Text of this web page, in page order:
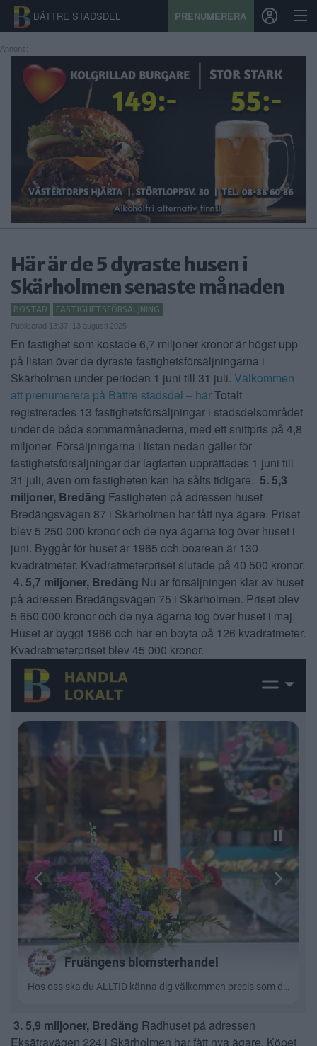
BÄTTRE STADSDEL PRENUMERERA
START
STADSDEL
PRENUMERATION
SPORT
ÅSIKTER
KONTAKT
SAMARBETEN
ANNONSERA
NÄRINGSLIV
MER
Annons:
Här är de 5 dyraste husen i
Skärholmen senaste månaden
BOSTAD FASTIGHETSFÖRSÄLJNING
Publicerad 13:37, 13 augusti 2025
En fastighet som kostade 6,7 miljoner kronor är högst upp
på listan över de dyraste fastighetsförsäljningarna i
Skärholmen under perioden 1 juni till 31 juli. Välkommen
att prenumerera på Bättre stadsdel – härTotalt
registrerades 13 fastighetsförsäljningar i stadsdelsområdet
under de båda sommarmånaderna, med ett snittpris på 4,8
miljoner. Försäljningarna i listan nedan gäller för
fastighetsförsäljningar där lagfarten upprättades 1 juni till
31 juli, även om fastigheten kan ha sålts tidigare. 5. 5,3
miljoner, Bredäng Fastigheten på adressen huset
Bredängsvägen 87 i Skärholmen har fått nya ägare. Priset
blev 5 250 000 kronor och de nya ägarna tog över huset i
juni. Byggår för huset är 1965 och boarean är 130
kvadratmeter. Kvadratmeterpriset slutade på 40 500 kronor.
4. 5,7 miljoner, Bredäng Nu är försäljningen klar av huset
på adressen Bredängsvägen 75 i Skärholmen. Priset blev
5 650 000 kronor och de nya ägarna tog över huset i maj.
Huset är byggt 1966 och har en boyta på 126 kvadratmeter.
Kvadratmeterpriset blev 45 000 kronor.
3. 5,9 miljoner, Bredäng Radhuset på adressen
Eksätravägen 224 i Skärholmen har fått nya ägare. Köpet